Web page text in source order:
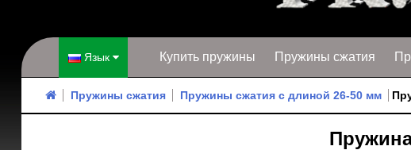
Купить пружины Пружины сжатия
Язык
Пружины сжатия Пружины сжатия с длиной 26-50 мм